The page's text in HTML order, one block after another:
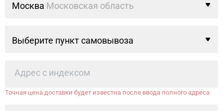
Москва Московская область
Выберите пункт самовывоза
Точная цена доставки будет известна после ввода полного адреса